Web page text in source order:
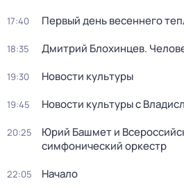
17:40 Первый день весеннего
18:35 Дмитрий Блохинцев.
19:30 Новости культуры
19:45 Новости культуры с
20:25
Юрий Башмет и
симфонический оркестр
22:05 Начало